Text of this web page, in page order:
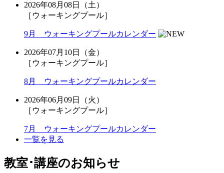
2026年08月08日（土）
［ウォーキングプール］
9月 ウォーキングプールカレンダー
2026年07月10日（金）
［ウォーキングプール］
8月 ウォーキングプールカレンダー
2026年06月09日（火）
［ウォーキングプール］
7月 ウォーキングプールカレンダー
一覧を見る
教室･講座のお知らせ